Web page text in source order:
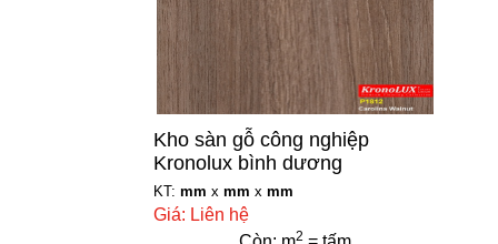
Kho sàn gỗ công nghiệp
Kronolux bình dương
KT: mm x mm x mm
Giá: Liên hệ
2